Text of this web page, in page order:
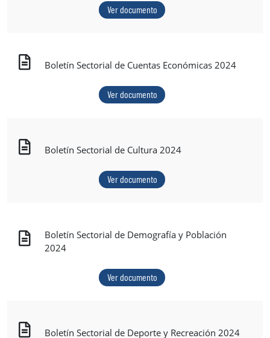
Ver documento
Boletín Sectorial de Cuentas Económicas 2024
Ver documento
Boletín Sectorial de Cultura 2024
Ver documento
Boletín Sectorial de Demografía y Población
2024
Ver documento
Boletín Sectorial de Deporte y Recreación 2024